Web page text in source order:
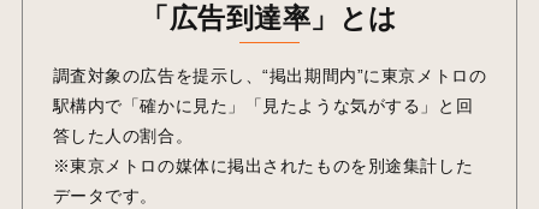
「広告到達率」とは
調査対象の広告を提示し、“掲出期間内”に東京メトロの
駅構内で「確かに見た」「見たような気がする」と回
答した人の割合。
※東京メトロの媒体に掲出されたものを別途集計した
データです。